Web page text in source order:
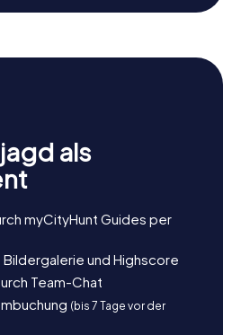
solltet, ist der jährliche
und erlebt eine unvergessliche
als
myCityHunt Guides per
und Highscore
Team-Chat
(bis 7 Tage vor der